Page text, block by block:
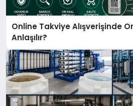
Online Takviye Alışverişinde
Anlaşılır?